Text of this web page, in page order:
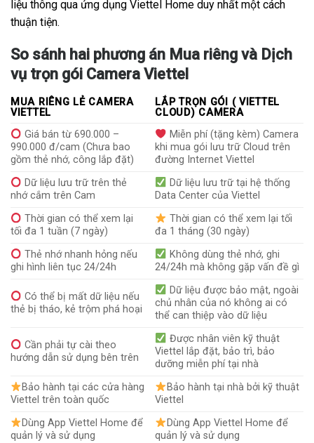
liệu thông qua ứng dụng Viettel Home duy nhất một cách
thuận tiện.
So sánh hai phương án Mua riêng và Dịch
vụ trọn gói Camera Viettel
MUA RIÊNG LẺ CAMERA
VIETTEL
LẮP TRỌN GÓI ( VIETTEL
CLOUD) CAMERA
Giá bán từ 690.000 –
990.000 đ/cam (Chưa bao
gồm thẻ nhớ, công lắp đặt)
Miễn phí (tặng kèm) Camera
khi mua gói lưu trữ Cloud trên
đường Internet Viettel
Dữ liệu lưu trữ trên thẻ
nhớ cắm trên Cam
Dữ liệu lưu trữ tại hệ thống
Data Center của Viettel
Thời gian có thể xem lại
tối đa 1 tuần (7 ngày)
Thời gian có thể xem lại tối
đa 1 tháng (30 ngày)
Thẻ nhớ nhanh hỏng nếu
ghi hình liên tục 24/24h
Không dùng thẻ nhớ, ghi
24/24h mà không gặp vấn đề gì
Có thể bị mất dữ liệu nếu
thẻ bị tháo, kẻ trộm phá hoại
Dữ liệu được bảo mật, ngoài
chủ nhân của nó không ai có
thể can thiệp vào dữ liệu
Cần phải tự cài theo
hướng dẫn sử dụng bên trên
Được nhân viên kỹ thuật
Viettel lắp đặt, bảo trì, bảo
dưỡng miễn phí tại nhà
Bảo hành tại các cửa hàng
Viettel trên toàn quốc
Bảo hành tại nhà bởi kỹ thuật
Viettel
Dùng App Viettel Home để
quản lý và sử dụng
Dùng App Viettel Home để
quản lý và sử dụng